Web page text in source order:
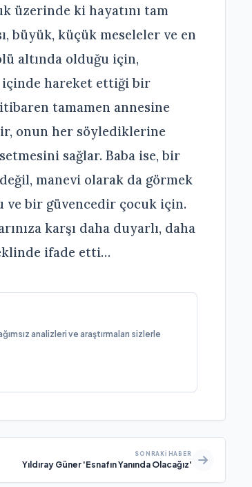
üzerinde ki hayatını tam
büyük, küçük meseleler ve en
altında olduğu için,
içinde hareket ettiği bir
tamamen annesine
onun her söylediklerine
sağlar. Baba ise, bir
manevi olarak da görmek
ve bir güvencedir çocuk için.
karşı daha duyarlı, daha
ifade etti…
analizleri ve araştırmaları sizlerle
SONRAKI HABER
Yıldıray Güner 'Esnafın Yanında Olacağız'